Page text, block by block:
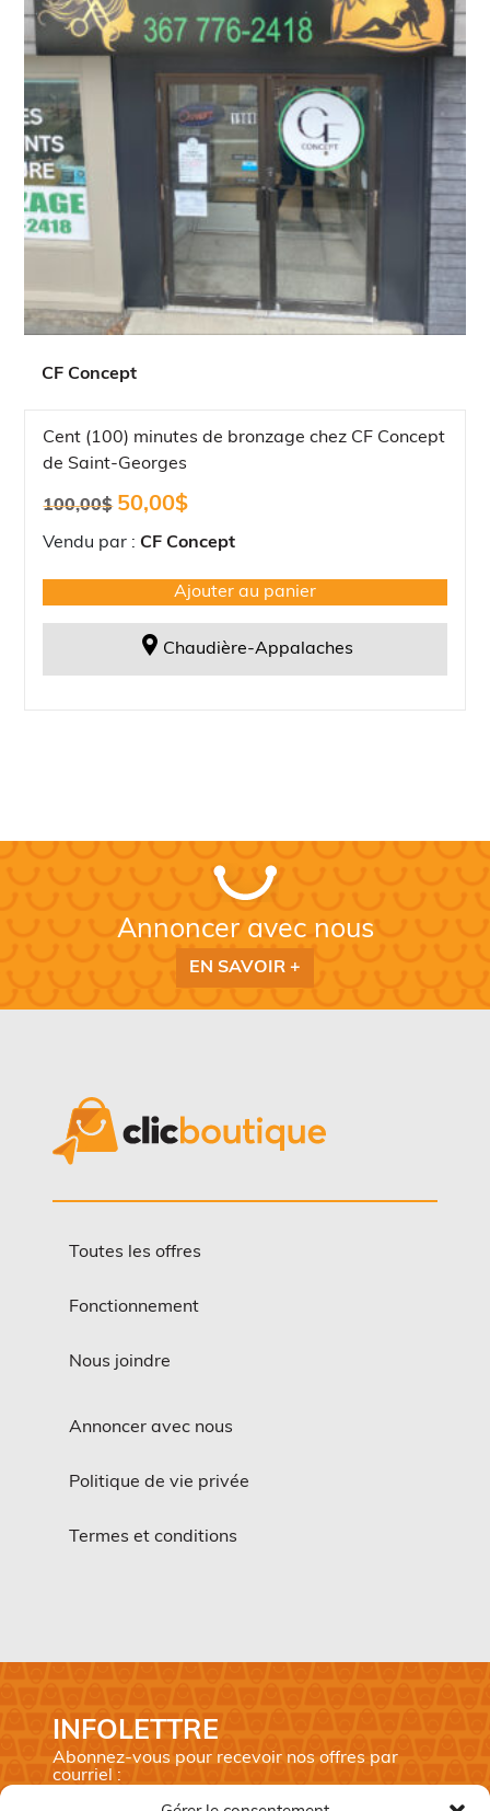
CF Concept
Cent (100) minutes de bronzage chez CF Concept
de Saint-Georges
100,00$
Le
initial
100,00$.
50,00$
actuel
50,00$.
Vendu par :CF Concept
Ajouter au panier
Chaudière-Appalaches
Annoncer avec nous
EN SAVOIR +
Toutes les offres
Fonctionnement
Nous joindre
Annoncer avec nous
Politique de vie privée
Termes et conditions
INFOLETTRE
Abonnez-vous pour recevoir nos offres par
courriel :